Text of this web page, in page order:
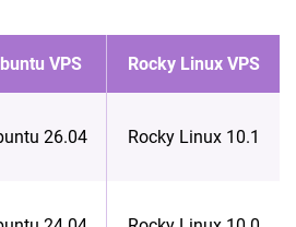
VPS Rocky Linux VPS
26.04 Rocky Linux 10.1